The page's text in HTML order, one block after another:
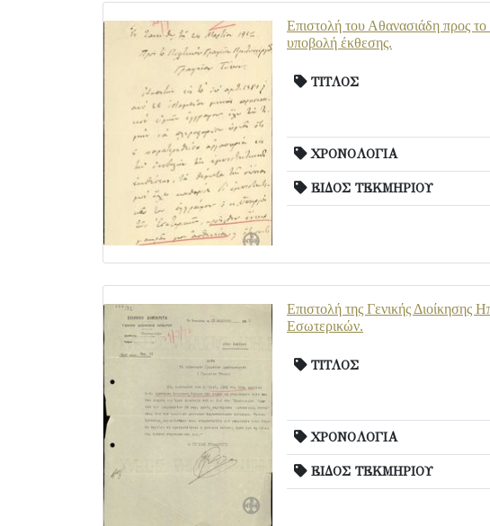
Επιστολή του Αθανασιάδη προς
υποβολή έκθεσης.
ΤΙΤΛΟΣ
ΧΡΟΝΟΛΟΓΙΑ
ΕΙΔΟΣ ΤΕΚΜΗΡΙΟΥ
Επιστολή της Γενικής Διοίκησης
Εσωτερικών.
ΤΙΤΛΟΣ
ΧΡΟΝΟΛΟΓΙΑ
ΕΙΔΟΣ ΤΕΚΜΗΡΙΟΥ